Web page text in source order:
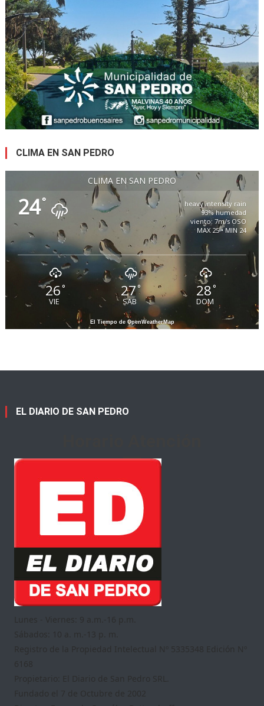
CLIMA EN SAN PEDRO
CLIMA EN SAN PEDRO
24°
heavy intensity rain
93% humedad
viento: 7m/s OSO
MAX 25 • MIN 24
26°
VIE
27 °
SAB
28°
DOM
El Tiempo de OpenWeatherMap
EL DIARIO DE SAN PEDRO
Lunes - Viernes: 9 a.m.-16 p.m.
Sábados: 10 a. m.-13 p. m.
Registro de la Propiedad Intelectual Nº 5335348 Edición Nº
6168
Propietario: El Diario de San Pedro SRL.
Fundado el 7 de Octubre de 2002